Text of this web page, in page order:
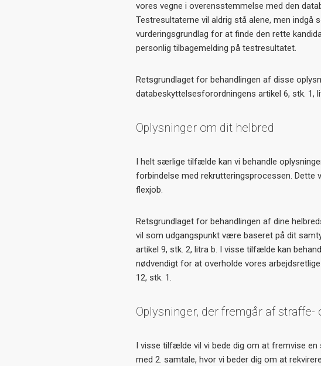
vores vegne i overensstemmelse med den
Testresultaterne vil aldrig stå alene, men indgå
vurderingsgrundlag for at finde den rette
personlig tilbagemelding på testresultatet.
Retsgrundlaget for behandlingen af disse
databeskyttelsesforordningens artikel 6, stk. 1,
Oplysninger om dit helbred
I helt særlige tilfælde kan vi behandle
forbindelse med rekrutteringsprocessen. Dette
flexjob.
Retsgrundlaget for behandlingen af dine
vil som udgangspunkt være baseret på dit
artikel 9, stk. 2, litra b. I visse tilfælde kan
nødvendigt for at overholde vores
12, stk. 1.
Oplysninger, der fremgår af
I visse tilfælde vil vi bede dig om at fremvise
med 2. samtale, hvor vi beder dig om at